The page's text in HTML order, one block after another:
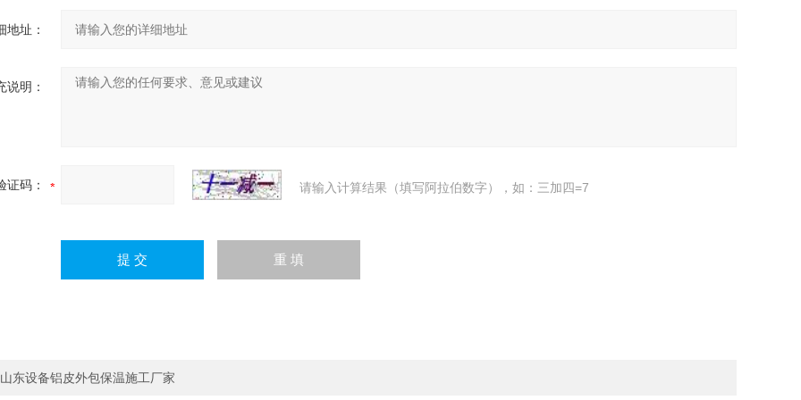
地址：
说明：
证码： 请输入计算结果（填写阿拉伯数字），如：三加四=7
山东设备铝皮外包保温施工厂家